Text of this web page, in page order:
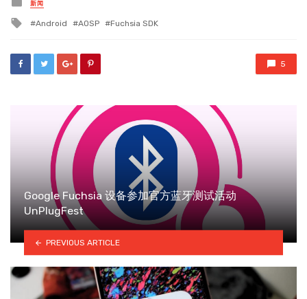
in
新闻
Tagged
Android AOSP Fuchsia SDK
5
Google Fuchsia 设备参加官方蓝牙测试活动
UnPlugFest
PREVIOUS ARTICLE